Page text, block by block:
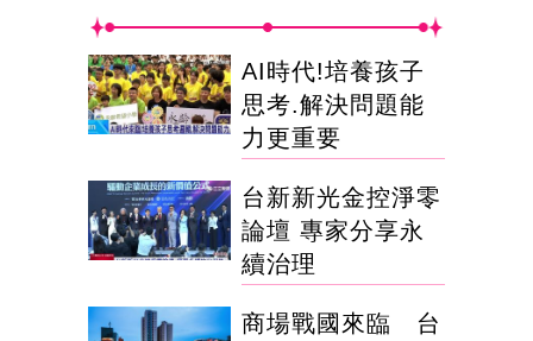
AI時代!培養孩子
思考.解決問題能
力更重要
台新新光金控淨零
論壇 專家分享永
續治理
商場戰國來臨 台